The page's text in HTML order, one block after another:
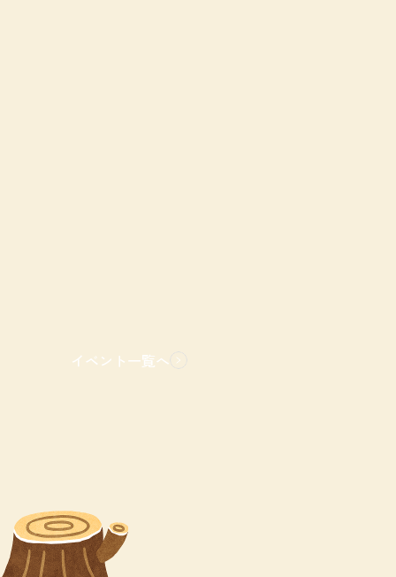
イベント一覧へ